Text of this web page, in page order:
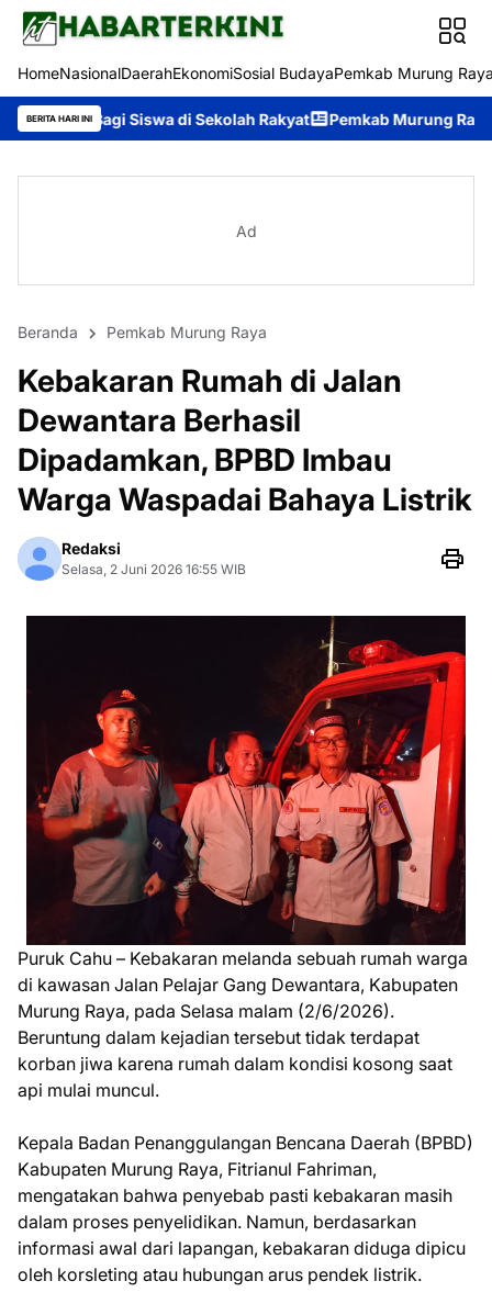
HomeNasionalDaerahEkonomiSosial BudayaPemkab Murung
BERITA HARI INI
di Sekolah Rakyat Pemkab Murung Raya Lepas Kontingen
Ad
Beranda Pemkab Murung Raya
Kebakaran Rumah di Jalan
Dewantara Berhasil
Dipadamkan, BPBD Imbau
Warga Waspadai Bahaya Listrik
Redaksi
Selasa, 2 Juni 2026 16:55 WIB
Puruk Cahu – Kebakaran melanda sebuah rumah warga
di kawasan Jalan Pelajar Gang Dewantara, Kabupaten
Murung Raya, pada Selasa malam (2/6/2026).
Beruntung dalam kejadian tersebut tidak terdapat
korban jiwa karena rumah dalam kondisi kosong saat
api mulai muncul.
Kepala Badan Penanggulangan Bencana Daerah (BPBD)
Kabupaten Murung Raya, Fitrianul Fahriman,
mengatakan bahwa penyebab pasti kebakaran masih
dalam proses penyelidikan. Namun, berdasarkan
informasi awal dari lapangan, kebakaran diduga dipicu
oleh korsleting atau hubungan arus pendek listrik.